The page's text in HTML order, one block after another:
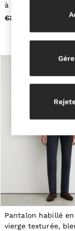
Knitwear
Co-ords
All Boys'
Holiday
Dresses
Jackets
Co-ords
Skirts &
Knitwear
Sweats
Shoes
All Girls'
à carreaux en lin et
marron avoine
€205
Pantalon habillé
vierge texturée,